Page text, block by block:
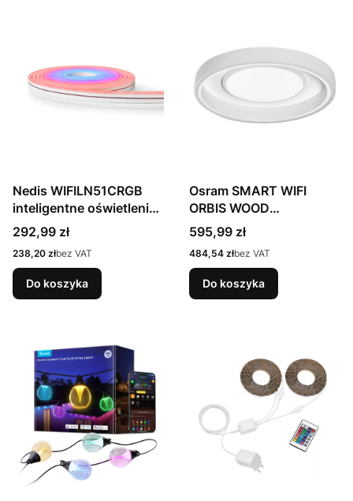
Nedis WIFILN51CRGB
inteligentne oświetlenie
Inteligentne światło
paska Wi-Fi
Cena
292,99 zł
Cena
238,20 złbez VAT
Do koszyka
Osram SMART WIFI
ORBIS WOOD
oświetlenie sufitowe
Cena
595,99 zł
Cena
484,54 złbez VAT
Do koszyka